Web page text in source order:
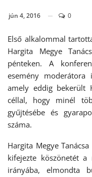
jún 4, 2016 0
Első alkalommal
Hargita Megye
pénteken. A
esemény
amely eddig bekerült
céllal, hogy minél
gyűjtésébe és
száma.
Hargita Megye
kifejezte köszönetét a
irányába, elmondta